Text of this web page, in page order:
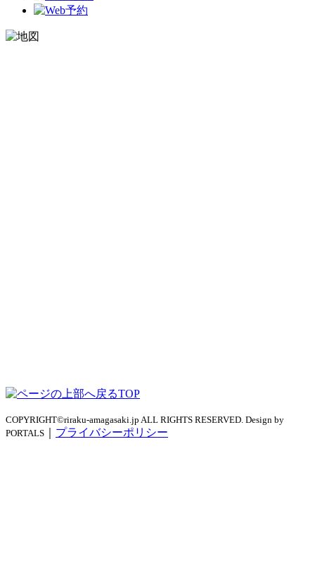
TOP
COPYRIGHT©riraku-amagasaki.jp ALL RIGHTS RESERVED. Design by
PORTALS
プライバシーポリシー